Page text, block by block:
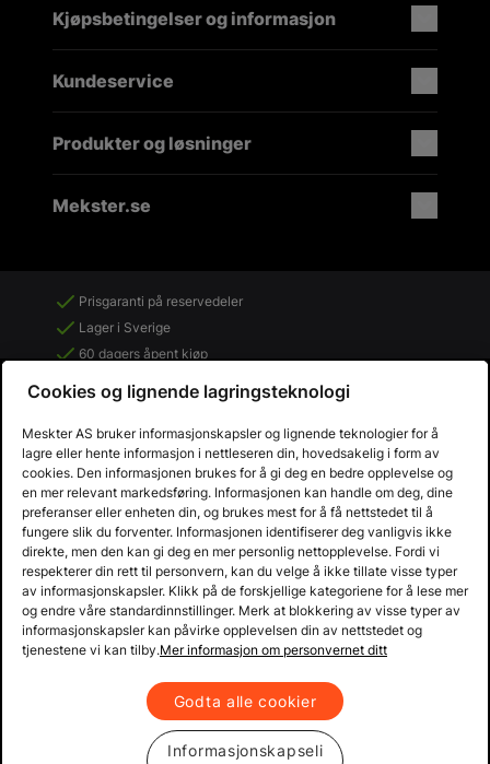
Kjøpsbetingelser og informasjon
Kundeservice
Produkter og løsninger
Mekster.se
Prisgaranti på reservedeler
Lager i Sverige
60 dagers åpent kjøp
Gratis returer
Copyright © 2013 - 2026 Mekster.no
KjøpsvilkårPersonvern
Cookies og lignende lagringsteknologi
Meskter AS bruker informasjonskapsler og lignende teknologier for å
lagre eller hente informasjon i nettleseren din, hovedsakelig i form av
cookies. Den informasjonen brukes for å gi deg en bedre opplevelse og
en mer relevant markedsføring. Informasjonen kan handle om deg, dine
preferanser eller enheten din, og brukes mest for å få nettstedet til å
fungere slik du forventer. Informasjonen identifiserer deg vanligvis ikke
direkte, men den kan gi deg en mer personlig nettopplevelse. Fordi vi
respekterer din rett til personvern, kan du velge å ikke tillate visse typer
av informasjonskapsler. Klikk på de forskjellige kategoriene for å lese mer
og endre våre standardinnstillinger. Merk at blokkering av visse typer av
informasjonskapsler kan påvirke opplevelsen din av nettstedet og
tjenestene vi kan tilby.Mer informasjon om personvernet ditt
Godta alle cookier
Informasjonskapseli